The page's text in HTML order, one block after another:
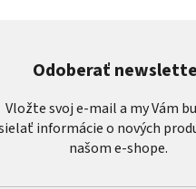
Odoberať
Vložte svoj e-mail a my Vám
informácie o nových
našom e-shope.